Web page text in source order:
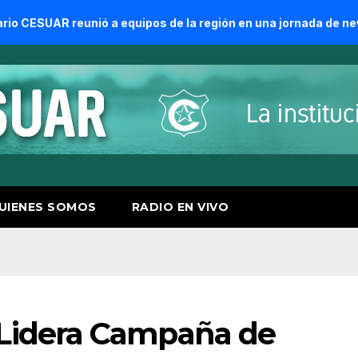
a equipos de la región en una jornada de newcom y
SOMOS RADIO EN VIVO
Campaña de